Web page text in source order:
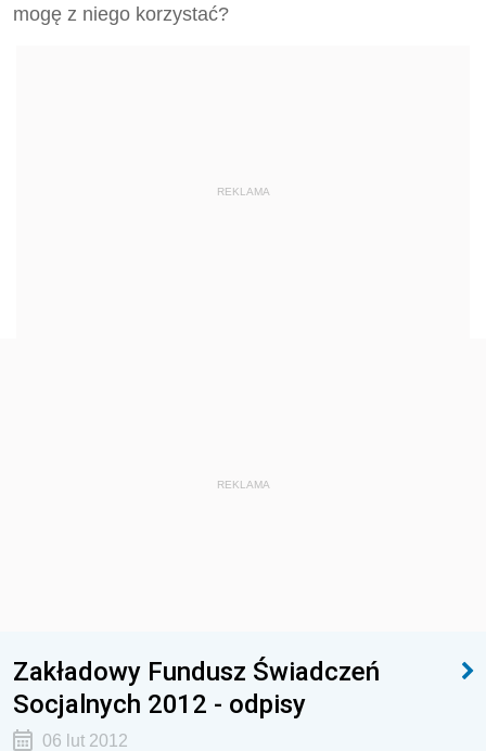
mogę z niego korzystać?
REKLAMA
REKLAMA
Zakładowy Fundusz Świadczeń
Socjalnych 2012 - odpisy
06 lut 2012